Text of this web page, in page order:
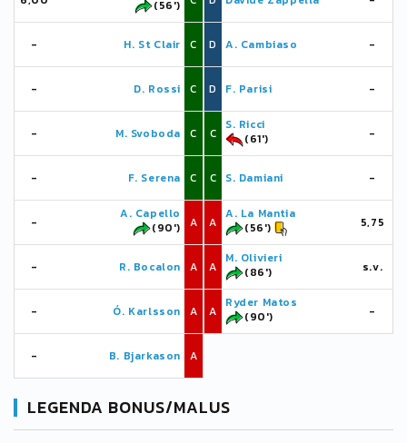
(56')
- H. St Clair C
- D. Rossi C
- M. Svoboda C
- F. Serena C
-
A. Capello
(90')
A
- R. Bocalon A
- Ó. Karlsson A
- B. Bjarkason A
D A. Cambiaso -
D F. Parisi -
C
S. Ricci
(61')
-
C S. Damiani -
A
A. La Mantia
(56')
5,75
A
M. Olivieri
(86')
s.v.
A
Ryder Matos
(90')
-
LEGENDA BONUS/MALUS